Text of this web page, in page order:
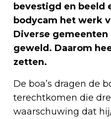
bevestigd en beeld
bodycam het werk
Diverse gemeenten
geweld. Daarom
zetten.
De boa’s dragen de
terechtkomen die
waarschuwing dat